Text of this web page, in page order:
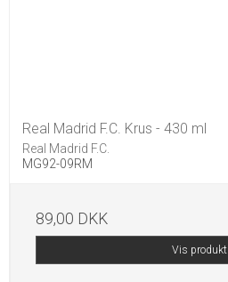
Real Madrid F.C. Krus - 430 ml
Real Madrid F.C.
MG92-09RM
89,00 DKK
Vis produkt